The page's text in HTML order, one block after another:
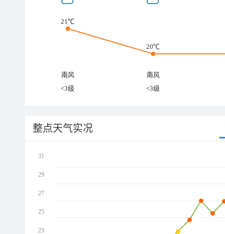
21℃
20℃
南风
南风
<3级
<3级
整点天气实况
31
29
27
25
23